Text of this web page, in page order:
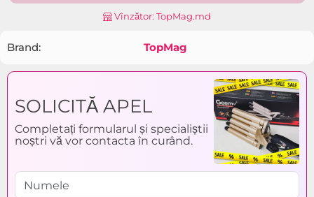
Vînzător: TopMag.md
Brand: TopMag
SOLICITĂ APEL
Completați formularul și specialiștii
noștri vă vor contacta în curând.